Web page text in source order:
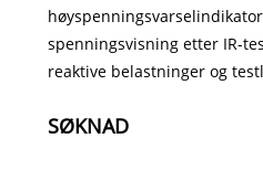
spenningsvisning etter IR-
reaktive belastninger og
SØKNAD